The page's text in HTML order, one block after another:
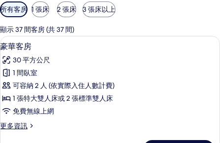
可
用
的
客
房
篩
選
條
所有客房 1 張床 2 張床 3 張床以上
顯示 37 間客房 (共 37 間)
顯
示
豪
華
客
房
的
所
高級寢具、迷你吧、客房內保險箱、書
2
豪華客房
30 平方公尺
1 間臥室
可容納 2 人 (依實際入住人數計費)
1 張特大雙人床或 2 張標準雙人床
免費無線上網
更多資訊
更